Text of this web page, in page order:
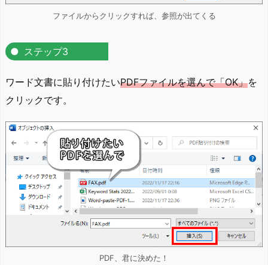
ファイルからクリックすれば、参照が出てくる
ステップ3
ワード文書に貼り付けたいPDFファイルを選んで「OK」を
クリックです。
PDF、君に決めた！